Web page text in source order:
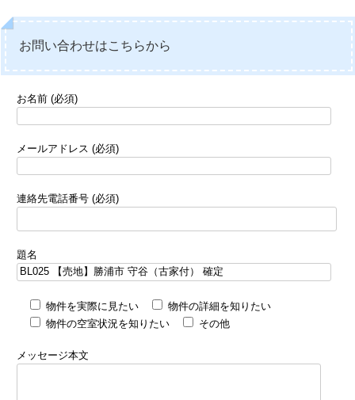
お問い合わせはこちらから
お名前 (必須)
メールアドレス (必須)
連絡先電話番号 (必須)
題名
物件を実際に見たい
物件の詳細を知りたい
物件の空室状況を知りたい
その他
メッセージ本文